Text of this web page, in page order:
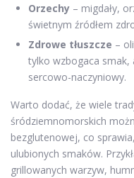
Orzechy – migdały,
świetnym źródłem
Zdrowe tłuszcze –
tylko wzbogaca smak,
sercowo-naczyniowy.
Warto dodać, że wiele
śródziemnomorskich
bezglutenowej, co
ulubionych smaków.
grillowanych warzyw,